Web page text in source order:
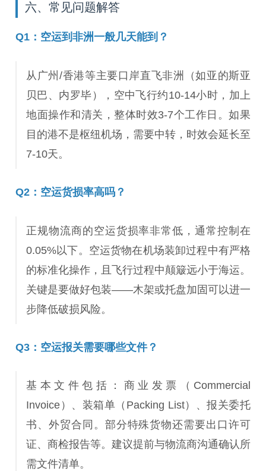
六、常见问题解答
Q1：空运到非洲一般几天能到？
从广州/香港等主要口岸直飞非洲（如亚的斯亚
贝巴、内罗毕），空中飞行约10-14小时，加上
地面操作和清关，整体时效3-7个工作日。如果
目的港不是枢纽机场，需要中转，时效会延长至
7-10天。
Q2：空运货损率高吗？
正规物流商的空运货损率非常低，通常控制在
0.05%以下。空运货物在机场装卸过程中有严格
的标准化操作，且飞行过程中颠簸远小于海运。
关键是要做好包装——木架或托盘加固可以进一
步降低破损风险。
Q3：空运报关需要哪些文件？
基本文件包括：商业发票（Commercial
Invoice）、装箱单（Packing List）、报关委托
书、外贸合同。部分特殊货物还需要出口许可
证、商检报告等。建议提前与物流商沟通确认所
需文件清单。